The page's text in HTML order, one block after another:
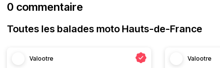
0 commentaire
Toutes les balades moto Hauts-de-France
Valootre Valootre